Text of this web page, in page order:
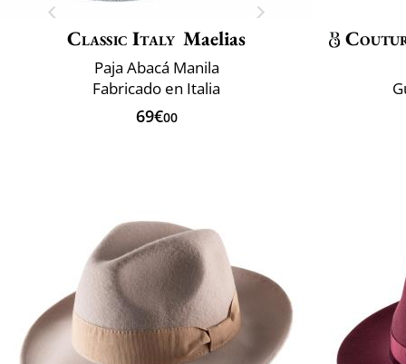
Classic Italy Maelias
Paja Abacá Manila
Fabricado en Italia
69€00